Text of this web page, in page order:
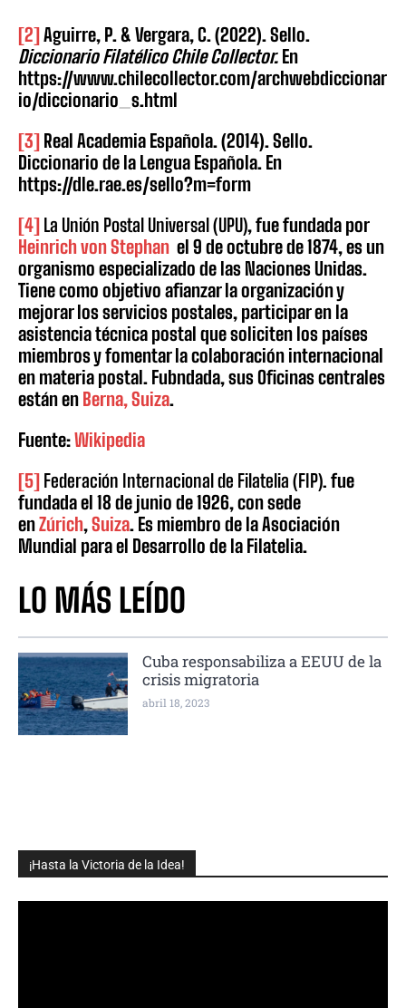
¡Hasta la Victoria de la Idea!
[2] Aguirre, P. & Vergara, C. (2022). Sello.
Diccionario Filatélico Chile Collector. En
https://www.chilecollector.com/archwebdiccionar
io/diccionario_s.html
[3] Real Academia Española. (2014). Sello.
Diccionario de la Lengua Española. En
https://dle.rae.es/sello?m=form
[4] La Unión Postal Universal (UPU), fue fundada por
Heinrich von Stephan el 9 de octubre de 1874, es un
organismo especializado de las Naciones Unidas.
Tiene como objetivo afianzar la organización y
mejorar los servicios postales, participar en la
asistencia técnica postal que soliciten los países
miembros y fomentar la colaboración internacional
en materia postal. Fubndada, sus Oficinas centrales
están en Berna, Suiza.
Fuente:Wikipedia
[5] Federación Internacional de Filatelia (FIP). fue
fundada el 18 de junio de 1926, con sede
enZúrich,Suiza. Es miembro de la Asociación
Mundial para el Desarrollo de la Filatelia.
LO MÁS LEÍDO
Cuba responsabiliza a EEUU de la
crisis migratoria
abril 18, 2023